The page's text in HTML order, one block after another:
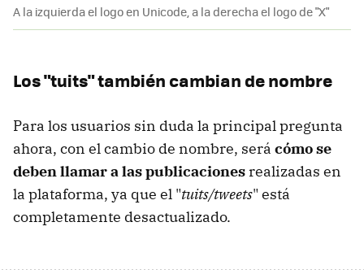
A la izquierda el logo en Unicode, a la derecha el logo de "X"
Los "tuits" también cambian de nombre
Para los usuarios sin duda la principal pregunta
ahora, con el cambio de nombre, será cómo se
deben llamar a las publicaciones realizadas en
la plataforma, ya que el "tuits/tweets" está
completamente desactualizado.